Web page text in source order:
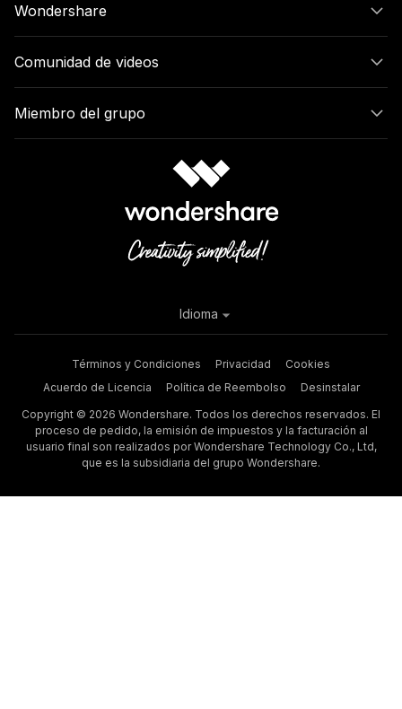
Wondershare
Comunidad de videos
Miembro del grupo
Términos y Condiciones Privacidad
Cookies
Acuerdo de Licencia
Política de Reembolso
Desinstalar
Copyright © 2026 Wondershare. Todos los derechos reservados. El
proceso de pedido, la emisión de impuestos y la facturación al
usuario final son realizados por Wondershare Technology Co., Ltd,
que es la subsidiaria del grupo Wondershare.
Idioma